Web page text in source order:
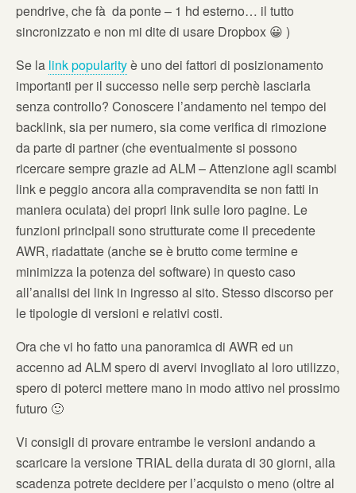
pendrive, che fà da ponte – 1 hd esterno… il tutto
sincronizzato e non mi dite di usare Dropbox 😀 )
Se la link popularityè uno dei fattori di posizionamento
importanti per il successo nelle serp perchè lasciarla
senza controllo? Conoscere l’andamento nel tempo dei
backlink, sia per numero, sia come verifica di rimozione
da parte di partner (che eventualmente si possono
ricercare sempre grazie ad ALM – Attenzione agli scambi
link e peggio ancora alla compravendita se non fatti in
maniera oculata) dei propri link sulle loro pagine. Le
funzioni principali sono strutturate come il precedente
AWR, riadattate (anche se è brutto come termine e
minimizza la potenza del software) in questo caso
all’analisi dei link in ingresso al sito. Stesso discorso per
le tipologie di versioni e relativi costi.
Ora che vi ho fatto una panoramica di AWR ed un
accenno ad ALM spero di avervi invogliato al loro utilizzo,
spero di poterci mettere mano in modo attivo nel prossimo
futuro 🙂
Vi consigli di provare entrambe le versioni andando a
scaricare la versione TRIAL della durata di 30 giorni, alla
scadenza potrete decidere per l’acquisto o meno (oltre al